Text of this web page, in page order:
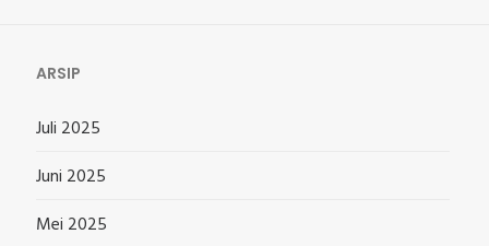
ARSIP
Juli 2025
Juni 2025
Mei 2025